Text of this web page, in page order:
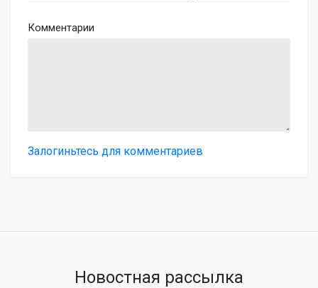
Комментарии
Залогиньтесь для комментариев
Новостная рассылка